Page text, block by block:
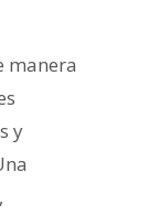
manera
y